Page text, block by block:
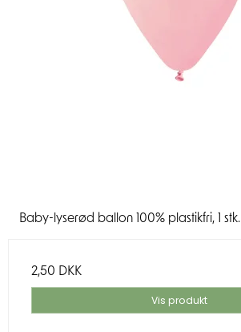
Baby-lyserød ballon 100% plastikfri, 1 stk.
2,50 DKK
Vis produkt